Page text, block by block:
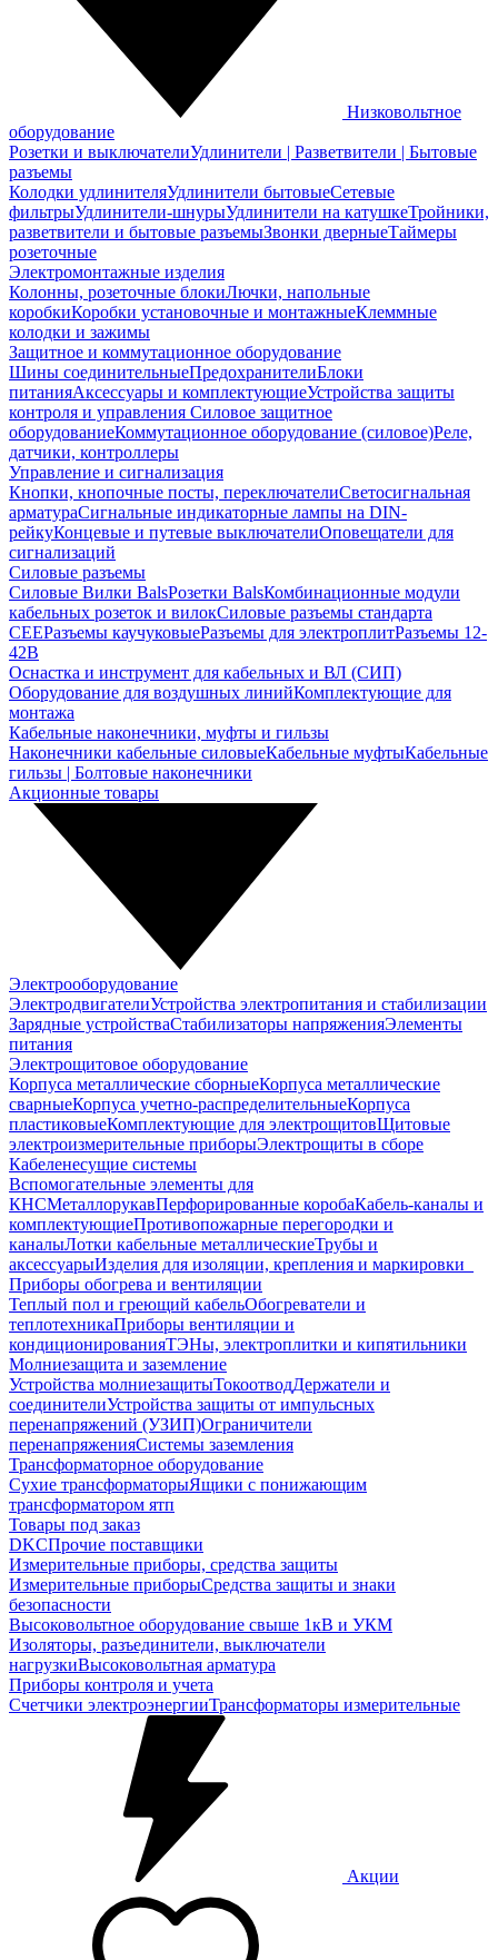
Низковольтное
оборудование
Розетки и выключателиУдлинители | Разветвители | Бытовые
разъемы
Колодки удлинителяУдлинители бытовыеСетевые
фильтрыУдлинители-шнурыУдлинители на катушкеТройники,
разветвители и бытовые разъемыЗвонки дверныеТаймеры
розеточные
Электромонтажные изделия
Колонны, розеточные блокиЛючки, напольные
коробкиКоробки установочные и монтажныеКлеммные
колодки и зажимы
Защитное и коммутационное оборудование
Шины соединительныеПредохранителиБлоки
питанияАксессуары и комплектующиеУстройства защиты
контроля и управления Силовое защитное
оборудованиеКоммутационное оборудование (силовое)Реле,
датчики, контроллеры
Управление и сигнализация
Кнопки, кнопочные посты, переключателиСветосигнальная
арматураСигнальные индикаторные лампы на DIN-
рейкуКонцевые и путевые выключателиОповещатели для
сигнализаций
Силовые разъемы
Силовые Вилки BalsРозетки BalsКомбинационные модули
кабельных розеток и вилокСиловые разъемы стандарта
CEEРазъемы каучуковыеРазъемы для электроплитРазъемы 12-
42В
Оснастка и инструмент для кабельных и ВЛ (СИП)
Оборудование для воздушных линийКомплектующие для
монтажа
Кабельные наконечники, муфты и гильзы
Наконечники кабельные силовыеКабельные муфтыКабельные
гильзы | Болтовые наконечники
Акционные товары
Электрооборудование
ЭлектродвигателиУстройства электропитания и стабилизации
Зарядные устройстваСтабилизаторы напряженияЭлементы
питания
Электрощитовое оборудование
Корпуса металлические сборныеКорпуса металлические
сварныеКорпуса учетно-распределительныеКорпуса
пластиковыеКомплектующие для электрощитовЩитовые
электроизмерительные приборыЭлектрощиты в сборе
Кабеленесущие системы
Вспомогательные элементы для
КНСМеталлорукавПерфорированные коробаКабель-каналы и
комплектующиеПротивопожарные перегородки и
каналыЛотки кабельные металлическиеТрубы и
аксессуарыИзделия для изоляции, крепления и маркировки
Приборы обогрева и вентиляции
Теплый пол и греющий кабельОбогреватели и
теплотехникаПриборы вентиляции и
кондиционированияТЭНы, электроплитки и кипятильники
Молниезащита и заземление
Устройства молниезащитыТокоотводДержатели и
соединителиУстройства защиты от импульсных
перенапряжений (УЗИП)Ограничители
перенапряженияСистемы заземления
Трансформаторное оборудование
Сухие трансформаторыЯщики с понижающим
трансформатором ятп
Товары под заказ
DKCПрочие поставщики
Измерительные приборы, средства защиты
Измерительные приборыСредства защиты и знаки
безопасности
Высоковольтное оборудование свыше 1кВ и УКМ
Изоляторы, разъединители, выключатели
нагрузкиВысоковольтная арматура
Приборы контроля и учета
Счетчики электроэнергииТрансформаторы измерительные
Акции